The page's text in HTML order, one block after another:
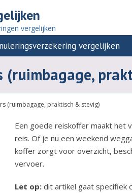
vergelijken
vergelijken
(ruimbagage,
(ruimbagage, praktisch & stevig)
Een goede reiskoffer maakt het
reis. Of je nu een weekend
koffer zorgt voor overzicht,
vervoer.
Let op: dit artikel gaat specifiek